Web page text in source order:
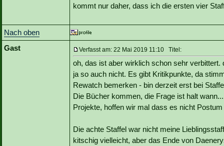
kommt nur daher, dass ich die ersten vier
Nach oben
Gast
Verfasst am: 22 Mai 2019 11:10 Titel:
oh, das ist aber wirklich schon sehr
ja so auch nicht. Es gibt Kritikpunkte, da
Rewatch bemerken - bin derzeit erst bei
Die Bücher kommen, die Frage ist halt
Projekte, hoffen wir mal dass es nicht
Die achte Staffel war nicht meine
kitschig vielleicht, aber das Ende von